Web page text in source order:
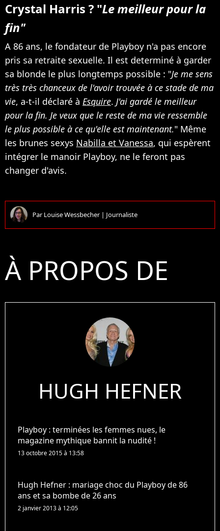
Crystal Harris ? "Le meilleur pour la
fin"
A 86 ans, le fondateur de Playboy n'a pas encore
pris sa retraite sexuelle. Il est determiné à garder
sa blonde le plus longtemps possible : "Je me sens
très très chanceux de l'avoir trouvée à ce stade de ma
vie, a-t-il déclaré à Esquire. J'ai gardé le meilleur
pour la fin. Je veux que le reste de ma vie ressemble
le plus possible à ce qu'elle est maintenant." Même
les brunes sexys Nabilla et Vanessa, qui espèrent
intégrer le manoir Playboy, ne le feront pas
changer d'avis.
ParLouise Wessbecher | Journaliste
À PROPOS DE
HUGH HEFNER
Playboy : terminées les femmes nues, le
magazine mythique bannit la nudité !
13 octobre 2015 à 13:58
Hugh Hefner : mariage choc du Playboy de 86
ans et sa bombe de 26 ans
2 janvier 2013 à 12:05